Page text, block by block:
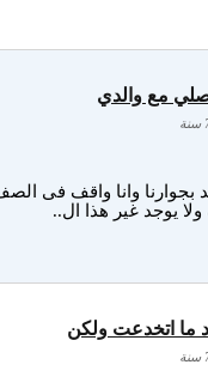
وانا واقف فى الصف
ولا يوجد غير هذا ال..
مع والدي
ما اتخدعت ولكن